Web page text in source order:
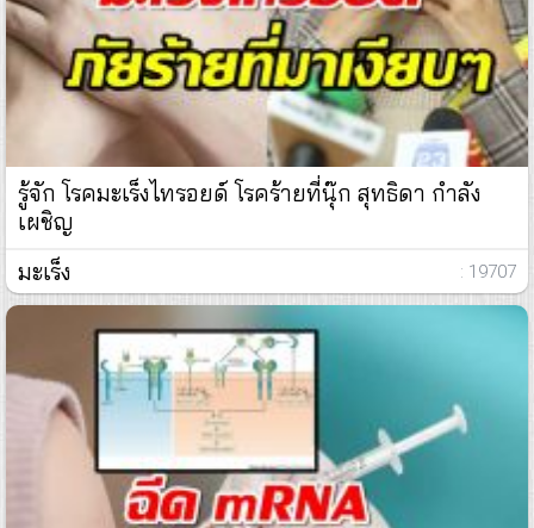
รู้จัก โรคมะเร็งไทรอยด์ โรคร้ายที่นุ๊ก สุทธิดา กำลัง
เผชิญ
มะเร็ง
: 19707